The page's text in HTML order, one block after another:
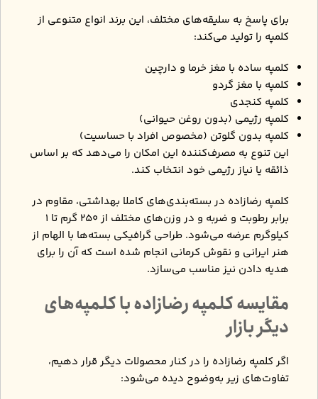
برای پاسخ به سلیقه‌های مختلف، این برند انواع متنوعی از
کلمپه را تولید می‌کند:
کلمپه ساده با مغز خرما و دارچین
کلمپه با مغز گردو
کلمپه کنجدی
کلمپه رژیمی (بدون روغن حیوانی)
کلمپه بدون گلوتن (مخصوص افراد با حساسیت)
این تنوع به مصرف‌کننده این امکان را می‌دهد که بر اساس
ذائقه یا نیاز رژیمی خود انتخاب کند.
کلمپه رضازاده در بسته‌بندی‌های کاملا بهداشتی، مقاوم در
برابر رطوبت و ضربه و در وزن‌های مختلف از ۲۵۰ گرم تا ۱
کیلوگرم عرضه می‌شود. طراحی گرافیکی بسته‌ها با الهام از
هنر ایرانی و نقوش کرمانی انجام شده است که آن را برای
هدیه دادن نیز مناسب می‌سازد.
مقایسه کلمپه رضازاده با کلمپه‌های
دیگر بازار
اگر کلمپه رضازاده را در کنار محصولات دیگر قرار دهیم،
تفاوت‌های زیر به‌وضوح دیده می‌شود: